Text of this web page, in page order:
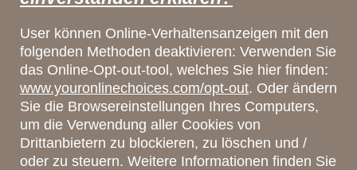
User können Online-Verhaltensanzeigen mit den
folgenden Methoden deaktivieren: Verwenden Sie
das Online-Opt-out-tool, welches Sie hier finden:
www.youronlinechoices.com/opt-out. Oder ändern
Sie die Browsereinstellungen Ihres Computers,
um die Verwendung aller Cookies von
Drittanbietern zu blockieren, zu löschen und /
oder zu steuern. Weitere Informationen finden Sie